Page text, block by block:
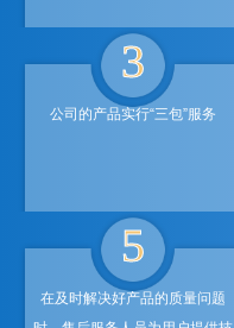
3
公司的产品实行“三包”服务
5
在及时解决好产品的质量问题